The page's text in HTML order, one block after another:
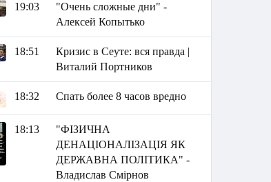
19:03
"Очень сложные дни" -
Алексей Копытько
18:51
Кризис в Сеуте: вся правда |
Виталий Портников
18:32 Спать более 8 часов вредно
18:13
"ФІЗИЧНА
ДЕНАЦІОНАЛІЗАЦІЯ ЯК
ДЕРЖАВНА ПОЛІТИКА" -
Владислав Смірнов